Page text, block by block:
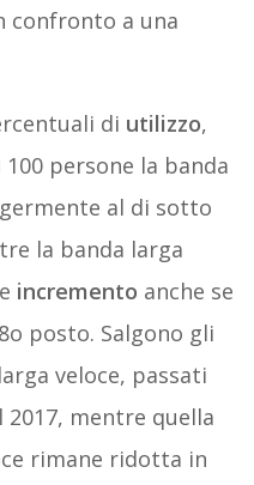
confronto a una
di utilizzo,
persone la banda
al di sotto
la banda larga
incremento anche se
posto. Salgono gli
veloce, passati
2017, mentre quella
rimane ridotta in